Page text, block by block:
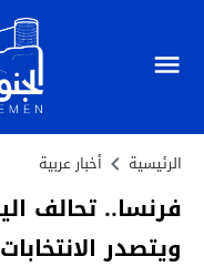
الرئيسية أخبار عربية
فرنسا.. تحالف
ويتصدر الانتخابات